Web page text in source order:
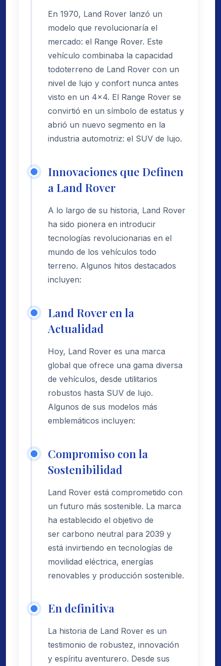
En 1970, Land Rover lanzó un
modelo que revolucionaría el
mercado: el Range Rover. Este
vehículo combinaba la capacidad
todoterreno de Land Rover con un
nivel de lujo y confort nunca antes
visto en un 4x4. El Range Rover se
convirtió en un símbolo de estatus y
abrió un nuevo segmento en la
industria automotriz: el SUV de lujo.
Innovaciones que Definen
a Land Rover
A lo largo de su historia, Land Rover
ha sido pionera en introducir
tecnologías revolucionarias en el
mundo de los vehículos todo
terreno. Algunos hitos destacados
incluyen:
Land Rover en la
Actualidad
Hoy, Land Rover es una marca
global que ofrece una gama diversa
de vehículos, desde utilitarios
robustos hasta SUV de lujo.
Algunos de sus modelos más
emblemáticos incluyen:
Compromiso con la
Sostenibilidad
Land Rover está comprometido con
un futuro más sostenible. La marca
ha establecido el objetivo de
ser carbono neutral para 2039 y
está invirtiendo en tecnologías de
movilidad eléctrica, energías
renovables y producción sostenible.
En definitiva
La historia de Land Rover es un
testimonio de robustez, innovación
y espíritu aventurero. Desde sus